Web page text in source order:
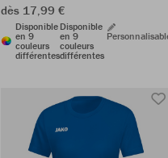
dès 17,99 €
Disponible
en 9
couleurs
différentes
Disponible
en 9
couleurs
différentes